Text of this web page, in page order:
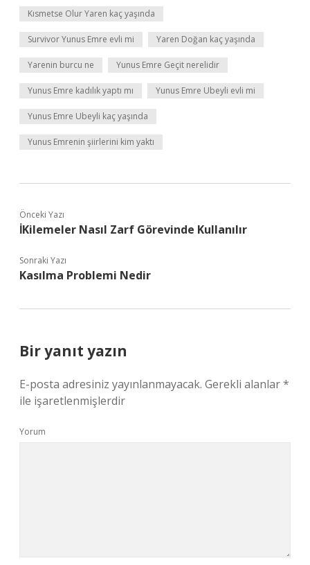
Kısmetse Olur Yaren kaç yaşında
Survivor Yunus Emre evli mi Yaren Doğan kaç yaşında
Yarenin burcu ne Yunus Emre Geçit nerelidir
Yunus Emre kadılık yaptı mı Yunus Emre Ubeyli evli mi
Yunus Emre Ubeyli kaç yaşında
Yunus Emrenin şiirlerini kim yaktı
Önceki Yazı
İKilemeler Nasıl Zarf Görevinde Kullanılır
Sonraki Yazı
Kasılma Problemi Nedir
Bir yanıt yazın
E-posta adresiniz yayınlanmayacak. Gerekli alanlar*
ile işaretlenmişlerdir
Yorum